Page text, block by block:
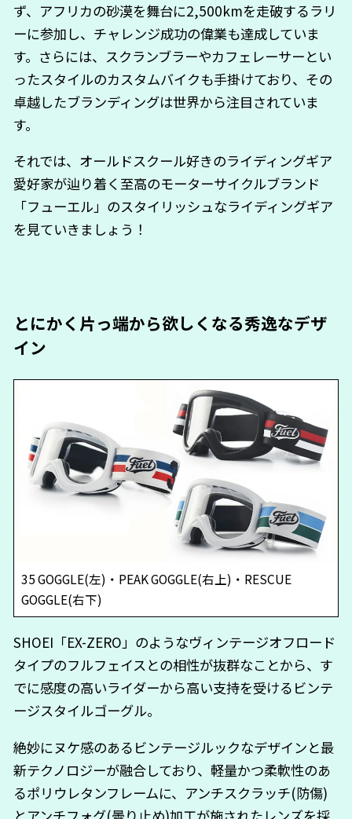
ず、アフリカの砂漠を舞台に2,500kmを走破するラリ
ーに参加し、チャレンジ成功の偉業も達成していま
す。さらには、スクランブラーやカフェレーサーとい
ったスタイルのカスタムバイクも手掛けており、その
卓越したブランディングは世界から注目されていま
す。
それでは、オールドスクール好きのライディングギア
愛好家が辿り着く至高のモーターサイクルブランド
「フューエル」のスタイリッシュなライディングギア
を見ていきましょう！
とにかく片っ端から欲しくなる秀逸なデザ
イン
35 GOGGLE(左)・PEAK GOGGLE(右上)・RESCUE
GOGGLE(右下)
SHOEI「EX-ZERO」のようなヴィンテージオフロード
タイプのフルフェイスとの相性が抜群なことから、す
でに感度の高いライダーから高い支持を受けるビンテ
ージスタイルゴーグル。
絶妙にヌケ感のあるビンテージルックなデザインと最
新テクノロジーが融合しており、軽量かつ柔軟性のあ
るポリウレタンフレームに、アンチスクラッチ(防傷)